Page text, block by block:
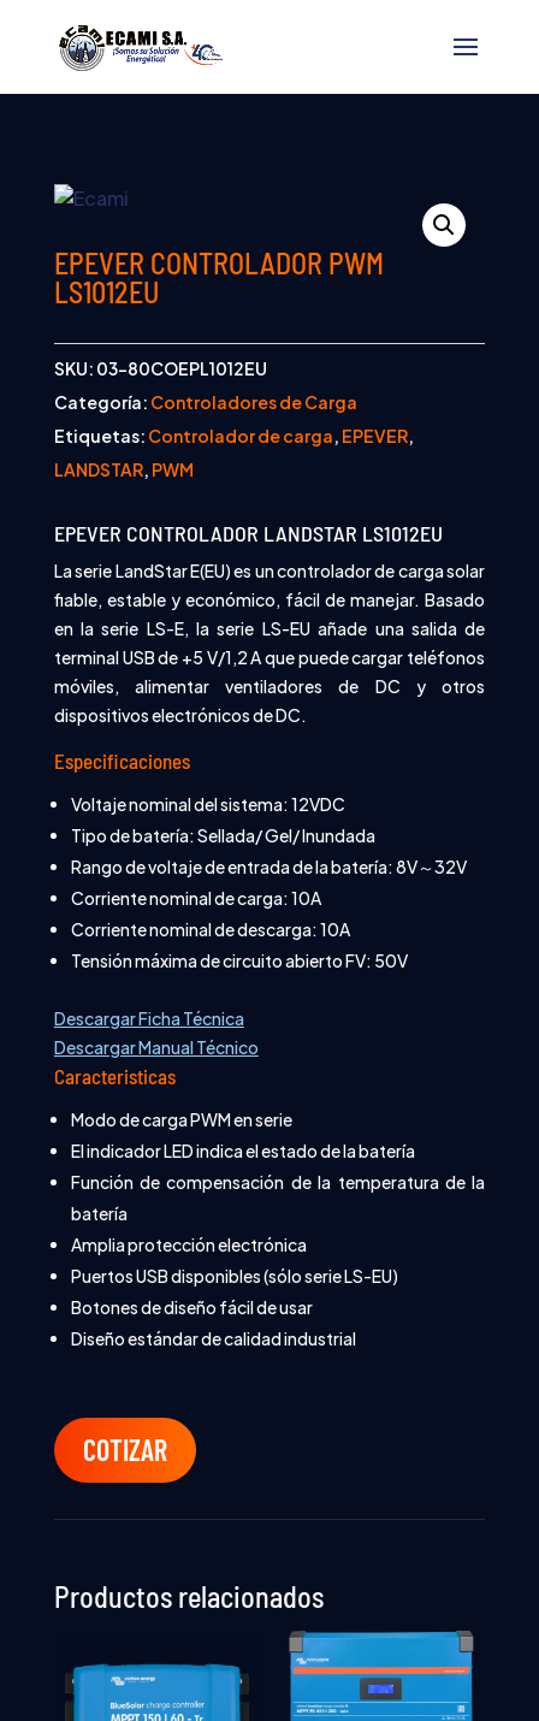
EPEVER CONTROLADOR PWM
LS1012EU
SKU: 03-80COEPL1012EU
Categoría: Controladores de Carga
Etiquetas: Controlador de carga, EPEVER,
LANDSTAR, PWM
EPEVER CONTROLADOR LANDSTAR LS1012EU
La serie LandStar E(EU) es un controlador de carga solar
fiable, estable y económico, fácil de manejar. Basado
en la serie LS-E, la serie LS-EU añade una salida de
terminal USB de +5 V/1,2 A que puede cargar teléfonos
móviles, alimentar ventiladores de DC y otros
dispositivos electrónicos de DC.
Especificaciones
Voltaje nominal del sistema: 12VDC
Tipo de batería: Sellada/ Gel/ Inundada
Rango de voltaje de entrada de la batería: 8V～32V
Corriente nominal de carga: 10A
Corriente nominal de descarga: 10A
Tensión máxima de circuito abierto FV: 50V
Descargar Ficha Técnica
Descargar Manual Técnico
Caracteristicas
Modo de carga PWM en serie
El indicador LED indica el estado de la batería
Función de compensación de la temperatura de la
batería
Amplia protección electrónica
Puertos USB disponibles (sólo serie LS-EU)
Botones de diseño fácil de usar
Diseño estándar de calidad industrial
COTIZAR
Productos relacionados